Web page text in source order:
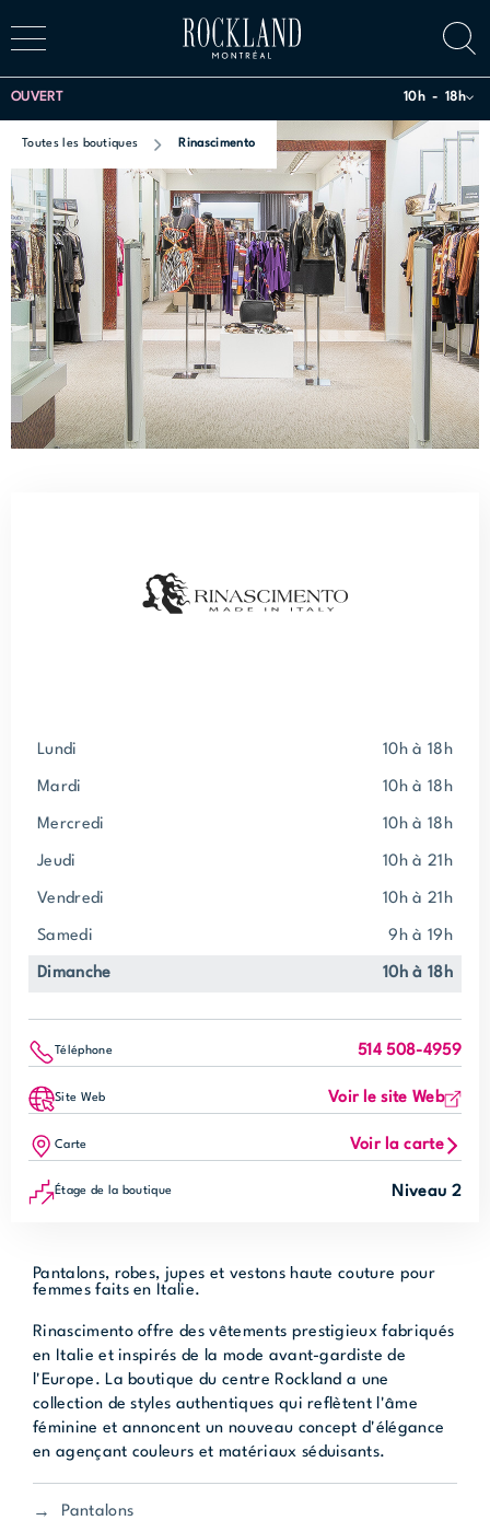
OUVERT 10h 18h
Toutes les boutiques Rinascimento
lundi 10h à 18h
mardi 10h à 18h
mercredi 10h à 18h
jeudi 10h à 21h
vendredi 10h à 21h
samedi 9h à 19h
dimanche 10h à 18h
Téléphone 514 508-4959
Site Web Voir le site Web
Carte Voir la carte
Étage de la boutique Niveau 2
Pantalons, robes, jupes et vestons haute couture pour
femmes faits en Italie.
Rinascimento offre des vêtements prestigieux fabriqués
en Italie et inspirés de la mode avant-gardiste de
l'Europe. La boutique du centre Rockland a une
collection de styles authentiques qui reflètent l'âme
féminine et annoncent un nouveau concept d'élégance
en agençant couleurs et matériaux séduisants.
Pantalons